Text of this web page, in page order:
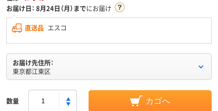
お届け日： 8月24日（月）までにお届け
直送品 エスコ
お届け先住所：
東京都江東区
数量 カゴへ